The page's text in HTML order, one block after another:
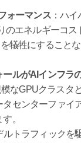
ォーマンス：ハイ
エネルギーコ
犠牲にすること
ルがAIインフラ
なGPUクラスタ
センターファイ
。
トラフィックを